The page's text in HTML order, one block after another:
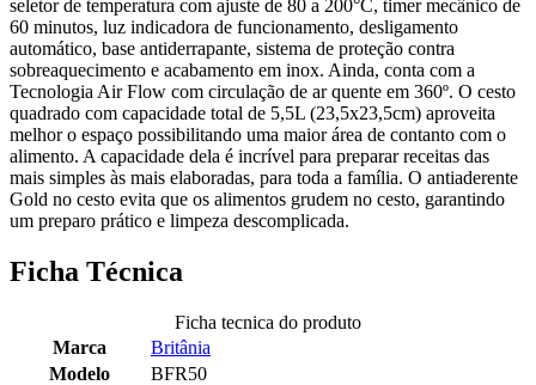
seletor de temperatura com ajuste de 80 a 200°C, timer mecânico de
60 minutos, luz indicadora de funcionamento, desligamento
automático, base antiderrapante, sistema de proteção contra
sobreaquecimento e acabamento em inox. Ainda, conta com a
Tecnologia Air Flow com circulação de ar quente em 360º. O cesto
quadrado com capacidade total de 5,5L (23,5x23,5cm) aproveita
melhor o espaço possibilitando uma maior área de contanto com o
alimento. A capacidade dela é incrível para preparar receitas das
mais simples às mais elaboradas, para toda a família. O antiaderente
Gold no cesto evita que os alimentos grudem no cesto, garantindo
um preparo prático e limpeza descomplicada.
Ficha Técnica
Ficha tecnica do produto
Marca
Britânia
Modelo
BFR50